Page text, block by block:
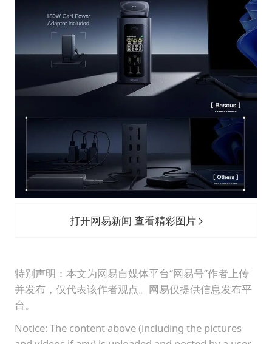
打开网易新闻 查看精彩图片
特别声明：本文为网易自媒体平台“网易号”作者上传
并发布，仅代表该作者观点。网易仅提供信息发布平
台。
Notice: The content above (including the pictures